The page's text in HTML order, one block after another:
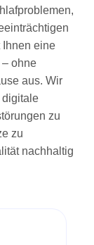
Ihnen eine
ohne
aus. Wir
digitale
zu
zu
nachhaltig